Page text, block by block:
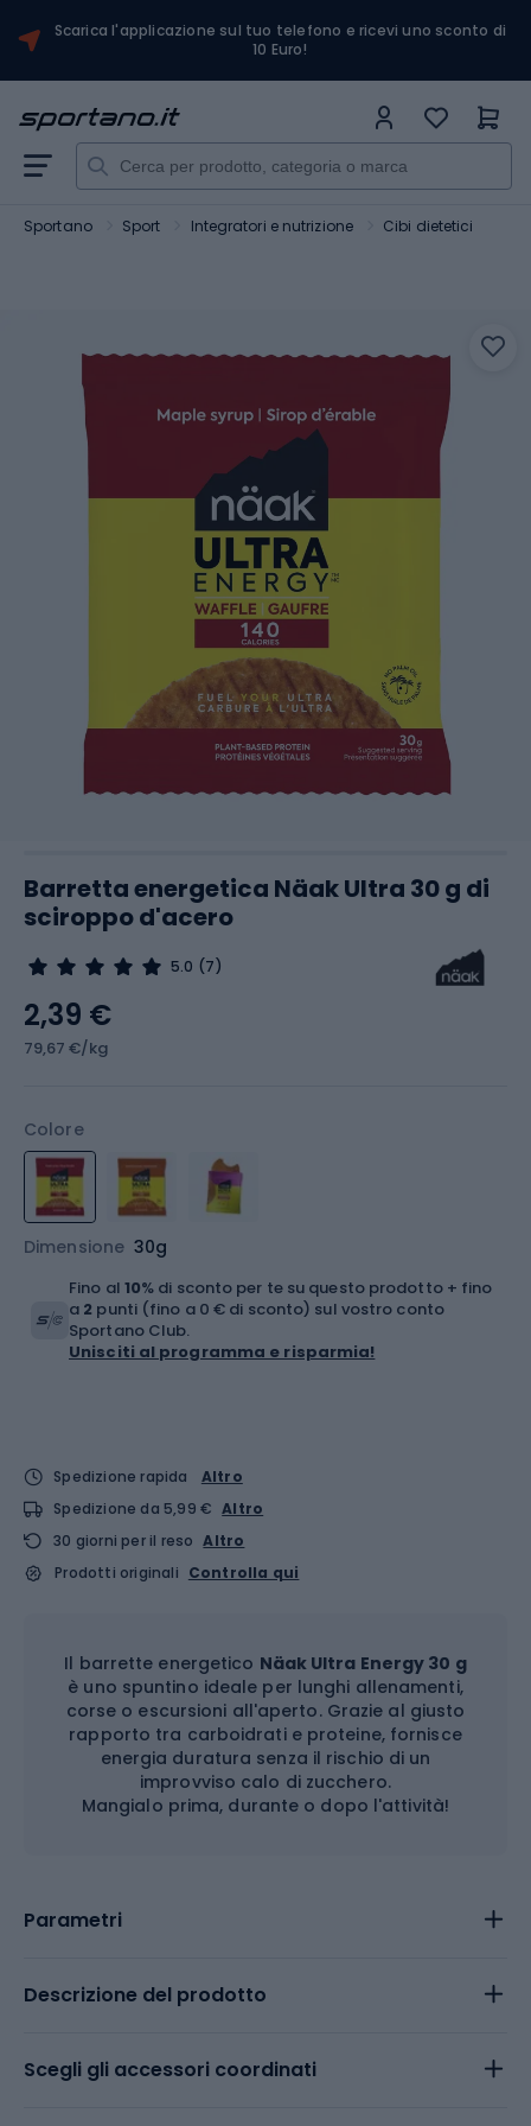
Scarica l'applicazione sul tuo telefono e ricevi uno sconto di
10 Euro!
Sportano Sport Integratori e nutrizione Cibi dietetici
Barretta energetica Näak Ultra 30 g di
sciroppo d'acero
5.0 (7)
Colore
Dimensione 30g
2,39 €
79,67 €/kg
Fino al 10% di sconto per te su questo prodotto + fino
a 2 punti (fino a 0 € di sconto) sul vostro conto
Sportano Club.
Unisciti al programma e risparmia!
Spedizione rapida
Altro
Spedizione da 5,99 € Altro
30 giorni per il reso Altro
Prodotti originali Controlla qui
Il barrette energetico Näak Ultra Energy 30 g
è uno spuntino ideale per lunghi allenamenti,
corse o escursioni all'aperto. Grazie al giusto
rapporto tra carboidrati e proteine, fornisce
energia duratura senza il rischio di un
improvviso calo di zucchero.
Mangialo prima, durante o dopo l'attività!
Parametri
Descrizione del prodotto
Scegli gli accessori coordinati